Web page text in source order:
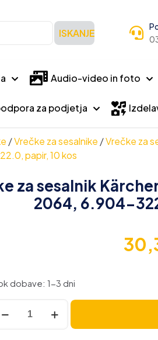
ISKANJE
Audio-video in foto
za podjetja
/Vrečke za sesalnike /Vrečke za
papir, 10 kos
za sesalnik
2064, 6.904-
dobave: 1-3 dni